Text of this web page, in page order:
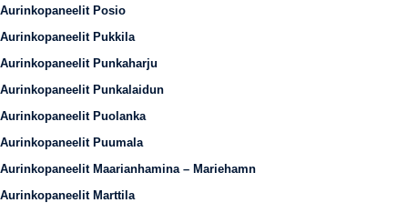
Aurinkopaneelit Posio
Aurinkopaneelit Pukkila
Aurinkopaneelit Punkaharju
Aurinkopaneelit Punkalaidun
Aurinkopaneelit Puolanka
Aurinkopaneelit Puumala
Aurinkopaneelit Maarianhamina – Mariehamn
Aurinkopaneelit Marttila